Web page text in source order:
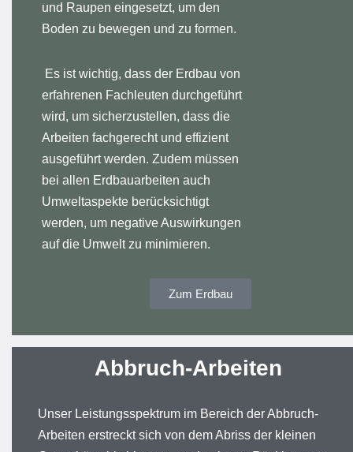
und Raupen eingesetzt, um den
Boden zu bewegen und zu formen.
Es ist wichtig, dass der Erdbau von
erfahrenen Fachleuten durchgeführt
wird, um sicherzustellen, dass die
Arbeiten fachgerecht und effizient
ausgeführt werden. Zudem müssen
bei allen Erdbauarbeiten auch
Umweltaspekte berücksichtigt
werden, um negative Auswirkungen
auf die Umwelt zu minimieren.
Zum Erdbau
Abbruch-Arbeiten
Unser Leistungsspektrum im Bereich der Abbruch-
Arbeiten erstreckt sich von dem Abriss der kleinen